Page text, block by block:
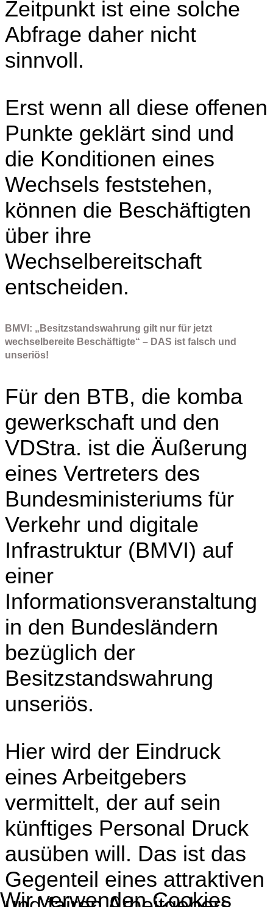
Zeitpunkt ist eine solche
Abfrage daher nicht
sinnvoll.
Erst wenn all diese offenen
Punkte geklärt sind und
die Konditionen eines
Wechsels feststehen,
können die Beschäftigten
über ihre
Wechselbereitschaft
entscheiden.
BMVI: „Besitzstandswahrung gilt nur für jetzt
wechselbereite Beschäftigte“ – DAS ist falsch und
unseriös!
Für den BTB, die komba
gewerkschaft und den
VDStra. ist die Äußerung
eines Vertreters des
Bundesministeriums für
Verkehr und digitale
Infrastruktur (BMVI) auf
einer
Informationsveranstaltung
in den Bundesländern
bezüglich der
Besitzstandswahrung
unseriös.
Hier wird der Eindruck
eines Arbeitgebers
vermittelt, der auf sein
künftiges Personal Druck
ausüben will. Das ist das
Gegenteil eines attraktiven
Wir verwenden Cookies